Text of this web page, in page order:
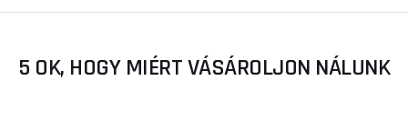
5 OK, HOGY MIÉRT VÁSÁROLJON NÁLUNK